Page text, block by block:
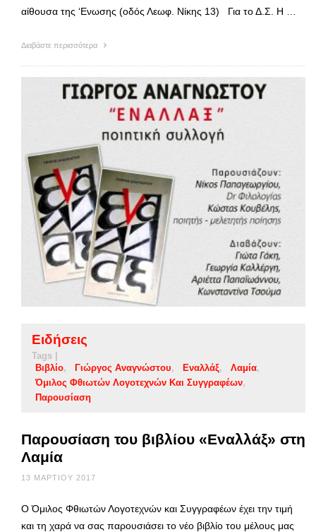
αίθουσα της ‘Ενωσης (οδός Λεωφ. Νίκης 13) Για το Δ.Σ. Η …
Διαβάστε περισσότερα
Ειδήσεις
Tags |
Βιβλίο
Γιώργος Αναγνώστου Εναλλάξ
Λαμία
Όμιλος Φθιωτών Λογοτεχνών Και Συγγραφέων
Παρουσίαση
Παρουσίαση του βιβλίου «Εναλλάξ» στη
Λαμία
13 ΜΑΡΤΊΟΥ 2017
Ο Όμιλος Φθιωτών Λογοτεχνών και Συγγραφέων έχει την τιμή
και τη χαρά να σας παρουσιάσει το νέο βιβλίο του μέλους μας